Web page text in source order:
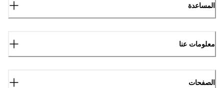
المساعدة
معلومات عنا
الصفحات